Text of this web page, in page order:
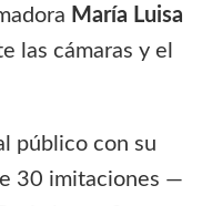
María Luisa
las cámaras y el
público con su
30 imitaciones —